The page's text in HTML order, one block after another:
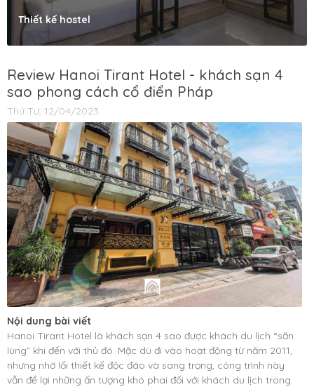
Thiết kế hostel
Review Hanoi Tirant Hotel - khách sạn 4
sao phong cách cổ điển Pháp
Thứ Tư, 12/04/2023
Nội dung bài viết
Hanoi Tirant Hotel là khách sạn 4 sao được khách du lịch “săn
lùng” khi đến với thủ đô. Mặc dù đi vào hoạt động từ năm 2011,
nhưng nhờ lối thiết kế độc đáo và sang trọng, công trình này
vẫn để lại những ấn tượng khó phai đối với khách du lịch trong